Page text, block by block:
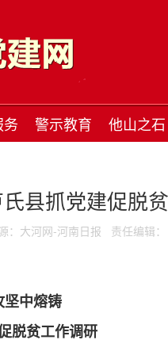
警示教育 他山之石
县抓党建促脱
：大河网-河南日报 责任编辑：
坚中熔铸
脱贫工作调研